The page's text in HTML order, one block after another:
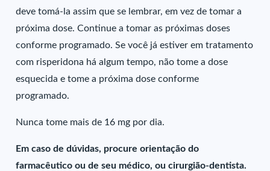
deve tomá-la assim que se lembrar, em vez de tomar a
próxima dose. Continue a tomar as próximas doses
conforme programado. Se você já estiver em tratamento
com risperidona há algum tempo, não tome a dose
esquecida e tome a próxima dose conforme
programado.
Nunca tome mais de 16 mg por dia.
Em caso de dúvidas, procure orientação do
farmacêutico ou de seu médico, ou cirurgião-dentista.